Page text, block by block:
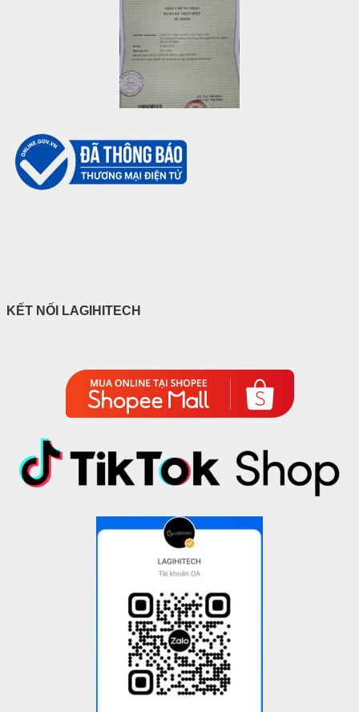
KẾT NỐI LAGIHITECH